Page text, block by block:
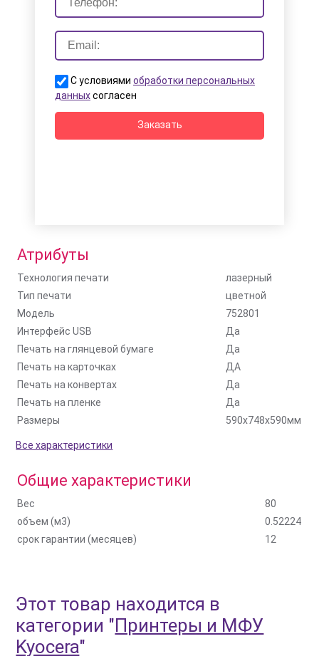
С условиями обработки персональных
данныхсогласен
Заказать
Атрибуты
Технология печати
лазерный
Тип печати
цветной
Модель
752801
Интерфейс USB
Да
Печать на глянцевой бумаге
Да
Печать на карточках
ДА
Печать на конвертах
Да
Печать на пленке
Да
Размеры
590x748x590мм
Все характеристики
Общие характеристики
Вес
80
объем (м3)
0.52224
срок гарантии (месяцев)
12
Этот товар находится в
категории "Принтеры и МФУ
Kyocera"